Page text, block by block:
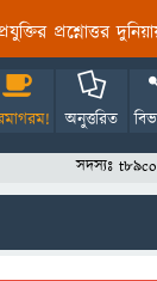
প্রশ্নোত্তর
অনুত্তরিত
সদস্যঃ